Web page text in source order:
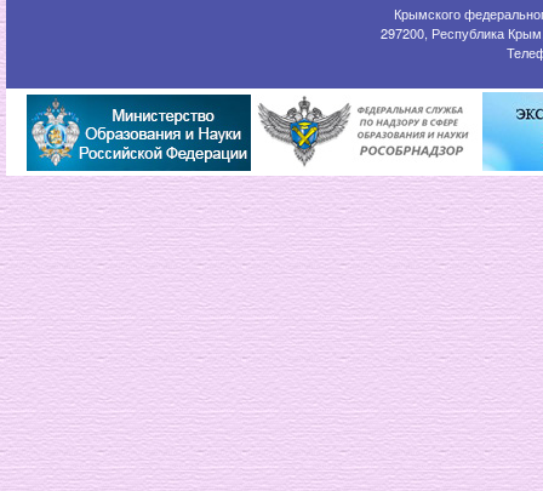
Крымского
297200, Республика